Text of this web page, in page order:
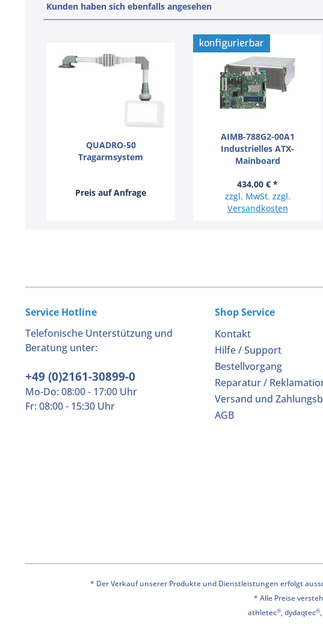
Kunden haben sich ebenfalls angesehen
QUADRO-50
Tragarmsystem
Preis auf Anfrage
konfigurierbar
AIMB-788G2-00A1
Industrielles ATX-
Mainboard
434,00 € *
zzgl. MwSt. zzgl.
Versandkosten
Service Hotline
Telefonische Unterstützung und
Beratung unter:
+49 (0)2161-30899-0
Mo-Do: 08:00 - 17:00 Uhr
Fr: 08:00 - 15:30 Uhr
Shop Service
Kontakt
Hilfe / Support
Bestellvorgang
Reparatur /
Versand und
AGB
* Der Verkauf unserer Produkte und Dienstleistungen erfolgt
* Alle Preise
athletec®, dydaqtec®